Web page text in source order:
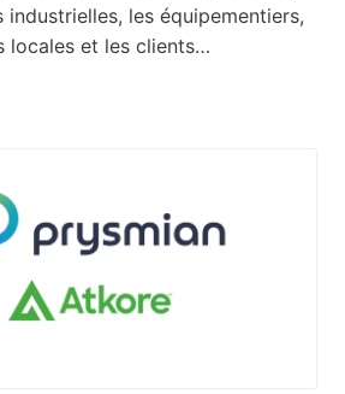
industrielles, les équipementiers,
locales et les clients…